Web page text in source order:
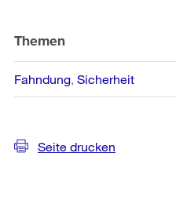
Themen
Fahndung Sicherheit
Seite drucken